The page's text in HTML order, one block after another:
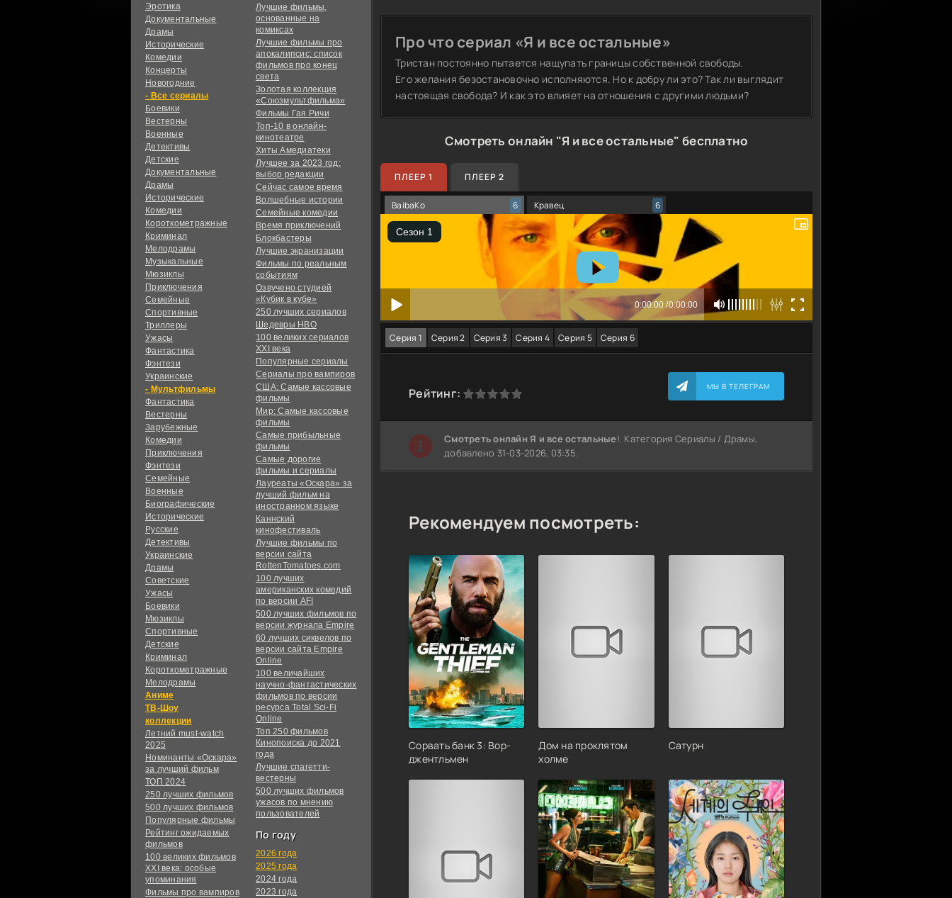
Эротика
Документальные
Драмы
Исторические
Комедии
Концерты
Новогодние
сериалы
Боевики
Вестерны
Военные
Детективы
Детские
Документальные
Драмы
Исторические
Комедии
Короткометражные
Криминал
Мелодрамы
Музыкальные
Мюзиклы
Приключения
Семейные
Спортивные
Триллеры
Ужасы
Фантастика
Фэнтези
Украинcкие
Мультфильмы
Фантастика
Вестерны
Зарубежные
Комедии
Приключения
Фэнтези
Семейные
Военные
Биографические
Исторические
Русские
Детективы
Украинские
Драмы
Советские
Ужасы
Боевики
Мюзиклы
Спортивные
Детские
Криминал
Короткометражные
Мелодрамы
Аниме
ТВ-Шоу
коллекции
Летний must-watch
2025
Номинанты «Оскара»
за лучший фильм
ТОП 2024
250 лучших фильмов
500 лучших фильмов
Популярные фильмы
Рейтинг ожидаемых
фильмов
100 великих фильмов
XXI века: особые
упоминания
Фильмы про вампиров
Лучшие фильмы,
основанные на
комиксах
Лучшие фильмы про
апокалипсис: список
фильмов про конец
света
Золотая коллекция
«Союзмультфильма»
Фильмы Гая Ричи
Топ-10 в онлайн-
кинотеатре
Хиты Амедиатеки
Лучшее за 2023 год:
выбор редакции
Сейчас самое время
Волшебные истории
Семейные комедии
Время приключений
Блокбастеры
Лучшие экранизации
Фильмы по реальным
событиям
Озвучено студией
«Кубик в кубе»
250 лучших сериалов
Шедевры HBO
100 великих сериалов
XXI века
Популярные сериалы
Сериалы про вампиров
США: Самые кассовые
фильмы
Мир: Самые кассовые
фильмы
Самые прибыльные
фильмы
Самые дорогие
фильмы и сериалы
Лауреаты «Оскара» за
лучший фильм на
иностранном языке
Каннский
кинофестиваль
Лучшие фильмы по
версии сайта
RottenTomatoes.com
100 лучших
американских комедий
по версии AFI
500 лучших фильмов по
версии журнала Empire
60 лучших сиквелов по
версии сайта Empire
Online
100 величайших
научно-фантастических
фильмов по версии
ресурса Total Sci-Fi
Online
Топ 250 фильмов
Кинопоиска до 2021
года
Лучшие спагетти-
вестерны
500 лучших фильмов
ужасов по мнению
пользователей
По году
2026 года
2025 года
2024 года
2023 года
Про что сериал «Я и все остальные»
Тристан постоянно пытается нащупать границы собственной свободы.
Его желания безостановочно исполняются. Но к добру ли это? Так ли выглядит
настоящая свобода? И как это влияет на отношения с другими людьми?
Смотреть онлайн "Я и все остальные" бесплатно
ПЛЕЕР 1 ПЛЕЕР 2
BaibaKo 6 Кравец 6
Серия 1 Серия 2 Серия 3 Серия 4 Серия 5 Серия 6
Рейтинг:
0 2 3 4 5 МЫ В ТЕЛЕГРАМ
Cмотреть онлайн Я и все остальные!. Категория Сериалы / Драмы,
добавлено 31-03-2026, 03:35.
Рекомендуем посмотреть:
Сорвать банк 3: Вор-
джентльмен
Дом на проклятом
холме
Сатурн